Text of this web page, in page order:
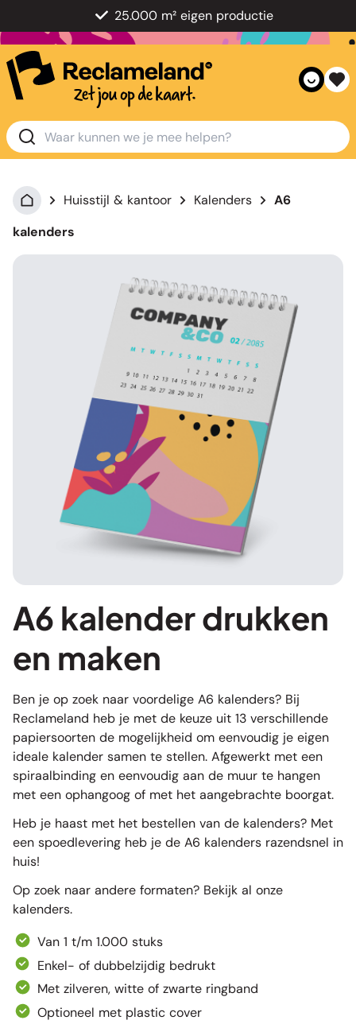
25.000 m² eigen productie
Huisstijl & kantoor Kalenders
A6
kalenders
A6 kalender drukken
en maken
Ben je op zoek naar voordelige A6 kalenders? Bij
Reclameland heb je met de keuze uit 13 verschillende
papiersoorten de mogelijkheid om eenvoudig je eigen
ideale kalender samen te stellen. Afgewerkt met een
spiraalbinding en eenvoudig aan de muur te hangen
met een ophangoog of met het aangebrachte boorgat.
Heb je haast met het bestellen van de kalenders? Met
een spoedlevering heb je de A6 kalenders razendsnel in
huis!
Op zoek naar andere formaten? Bekijk al onze
kalenders.
Van 1 t/m 1.000 stuks
Enkel- of dubbelzijdig bedrukt
Met zilveren, witte of zwarte ringband
Optioneel met plastic cover